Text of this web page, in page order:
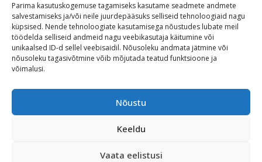
Parima kasutuskogemuse tagamiseks kasutame seadmete andmete
salvestamiseks ja/või neile juurdepääsuks selliseid tehnoloogiaid nagu
küpsised. Nende tehnoloogiate kasutamisega nõustudes lubate meil
töödelda selliseid andmeid nagu veebikasutaja käitumine või
unikaalsed ID-d sellel veebisaidil. Nõusoleku andmata jätmine või
nõusoleku tagasivõtmine võib mõjutada teatud funktsioone ja
võimalusi.
Nõustu
Keeldu
Vaata eelistusi
Maitseelamused
Vaatamisväärsused
Visit Tallinn
Turismiprofessionaalile
Harju-, Rapla- ja Läänemaa DMO
Meediakajastused